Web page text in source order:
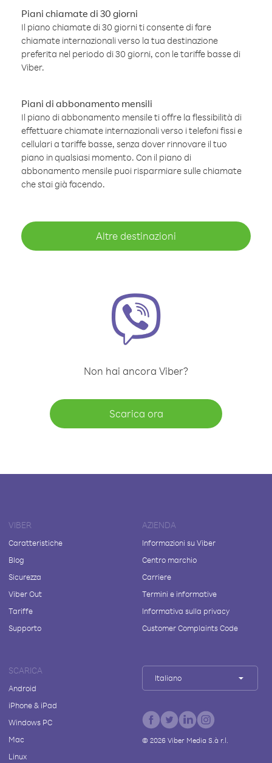
Piani chiamate di 30 giorni
Il piano chiamate di 30 giorni ti consente di fare
chiamate internazionali verso la tua destinazione
preferita nel periodo di 30 giorni, con le tariffe basse di
Viber.
Piani di abbonamento mensili
Il piano di abbonamento mensile ti offre la flessibilità di
effettuare chiamate internazionali verso i telefoni fissi e
cellulari a tariffe basse, senza dover rinnovare il tuo
piano in qualsiasi momento. Con il piano di
abbonamento mensile puoi risparmiare sulle chiamate
che stai già facendo.
Altre destinazioni
Non hai ancora Viber?
Scarica ora
VIBER
Caratteristiche
Blog
Sicurezza
Viber Out
Tariffe
Supporto
AZIENDA
Informazioni su Viber
Centro marchio
Carriere
Termini e informative
Informativa sulla privacy
Customer Complaints Code
SCARICA
Android
iPhone & iPad
Windows PC
Mac
Linux
Italiano
© 2026Viber Media S.à r.l.